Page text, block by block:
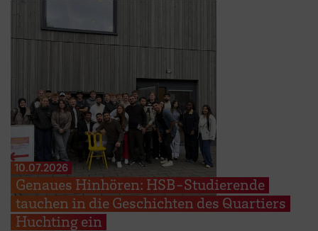
10.07.2026
Genaues Hinhören: HSB-Studierende
tauchen in die Geschichten des Quartiers
Huchting ein